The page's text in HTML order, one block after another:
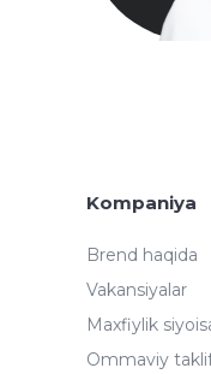
Kompaniya
Brend haqida
Vakansiyalar
Maxfiylik
Ommaviy